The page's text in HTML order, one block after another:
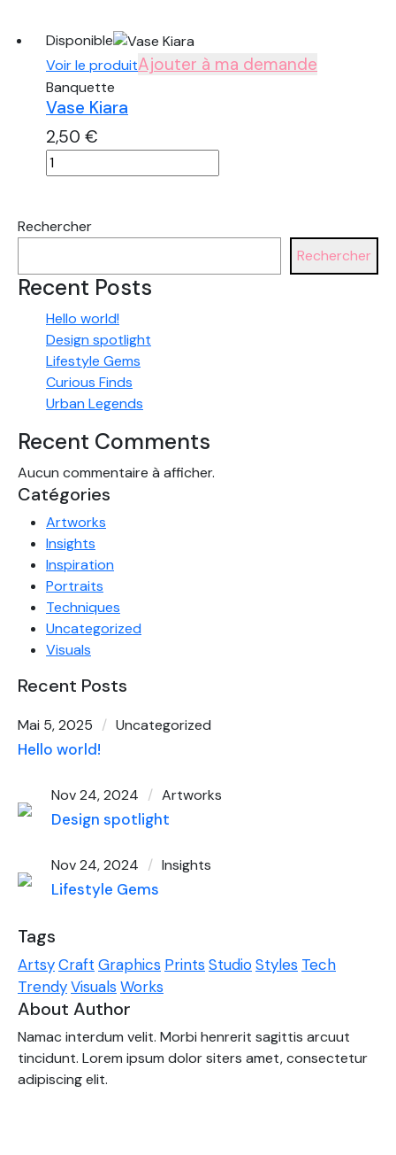
Tapis
rond
en
jute
et
jaune
Disponible
Voir le produitAjouter à ma demande
Banquette
Vase Kiara
2,50 €
quantité
de
Kiara
Rechercher
Rechercher
Recent Posts
Hello world!
Design spotlight
Lifestyle Gems
Curious Finds
Urban Legends
Recent Comments
Aucun commentaire à afficher.
Catégories
Artworks
Insights
Inspiration
Portraits
Techniques
Uncategorized
Visuals
Recent Posts
Mai 5, 2025 Uncategorized
Hello world!
Nov 24, 2024 Artworks
Design spotlight
Nov 24, 2024 Insights
Lifestyle Gems
Tags
ArtsyCraft Graphics PrintsStudioStyles Tech
TrendyVisualsWorks
About Author
Namac interdum velit. Morbi henrerit sagittis arcuut
tincidunt. Lorem ipsum dolor siters amet, consectetur
adipiscing elit.